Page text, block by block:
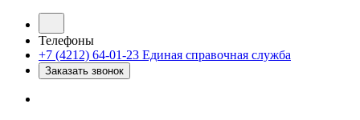
Телефоны
+7 (4212) 64-01-23 Единая справочная служба
Заказать звонок